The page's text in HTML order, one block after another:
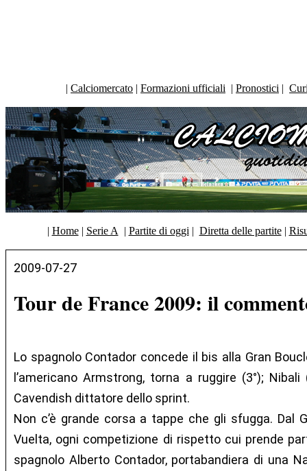
| Calciomercato | Formazioni ufficiali | Pronostici |
| Home| Serie A | Partite di oggi | Diretta delle partite|
2009-07-27
Tour de France 2009: il
Lo spagnolo Contador concede il bis alla Gran
l’americano Armstrong, torna a ruggire (3°);
Cavendish dittatore dello sprint.
Non c’è grande corsa a tappe che gli sfugga. Dal
Vuelta, ogni competizione di rispetto cui prende
spagnolo Alberto Contador, portabandiera di una